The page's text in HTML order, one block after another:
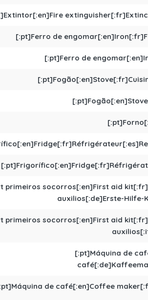
[:pt]Ferro de
[:pt]Ferro de
primeiros socorros[:en]First aid
auxilios[:de]Erste-
primeiros socorros[:en]First aid
[:pt]Máquina de
de café[:en]Coffee